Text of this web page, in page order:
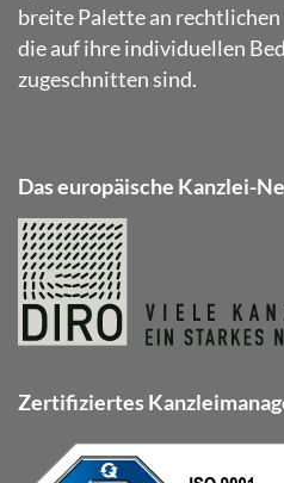
breite Palette an
die auf ihre individuellen
zugeschnitten sind.
Das europäische Kanzlei-
Zertifiziertes